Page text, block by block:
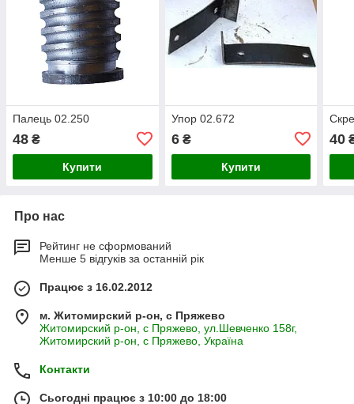
Палець 02.250
48 ₴
Купити
Упор 02.672
6₴
Купити
40
Про нас
Рейтинг не сформований
Менше 5 відгуків за останній рік
Працює з 16.02.2012
м. Житомирский р-он, с Пряжево
Житомирский р-он, с Пряжево, ул.Шевченко 158г,
Житомирский р-он, с Пряжево, Україна
Контакти
Сьогодні працює з 10:00 до 18:00